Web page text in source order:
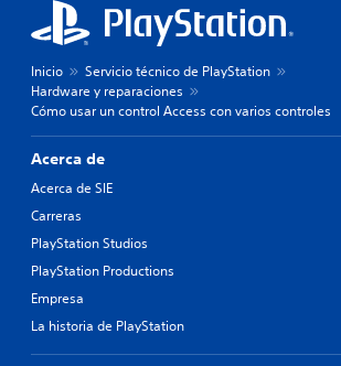
Inicio
Servicio técnico de PlayStation
Hardware y reparaciones
Cómo usar un control Access con varios controles
Acerca de
Acerca de SIE
Carreras
PlayStation Studios
PlayStation Productions
Empresa
La historia de PlayStation